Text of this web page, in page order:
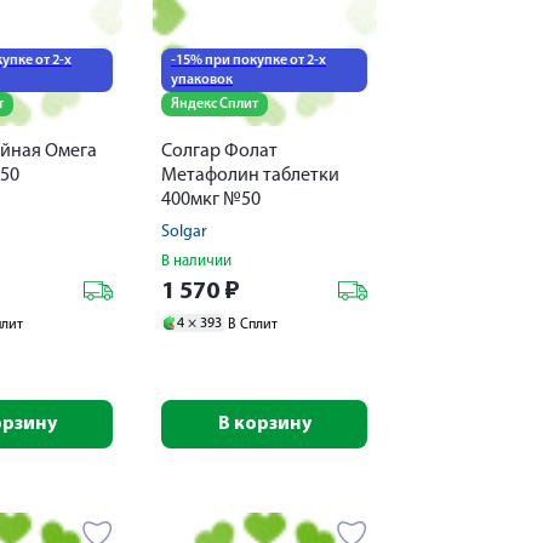
от 2-х
Омега
-15% при покупке от 2-х
упаковок
Яндекс Сплит
Солгар Фолат
Метафолин таблетки
400мкг №50
Solgar
В наличии
1 570 ₽
4 × 393 В Сплит
В корзину